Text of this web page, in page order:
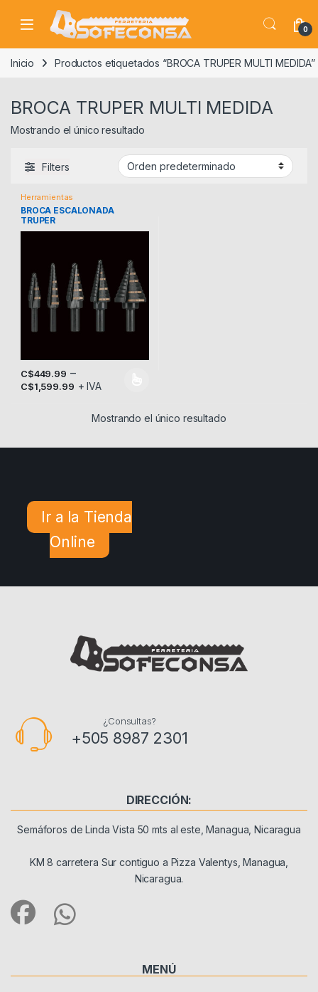
Skip to navigation
Skip to content
0
Inicio Productos etiquetados “BROCA TRUPER MULTI MEDIDA”
BROCA TRUPER MULTI MEDIDA
Mostrando el único resultado
Filters
Herramientas
BROCA ESCALONADA
TRUPER
C$449.99 –
C$1,599.99 + IVA
Este producto tiene múltiples variantes. Las opciones se
Mostrando el único resultado
Ir a la Tienda
Online
¿Consultas?
+505 8987 2301
DIRECCIÓN:
Semáforos de Linda Vista 50 mts al este, Managua, Nicaragua
KM 8 carretera Sur contiguo a Pizza Valentys, Managua,
Nicaragua.
MENÚ